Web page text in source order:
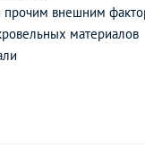
прочим внешним
материалов